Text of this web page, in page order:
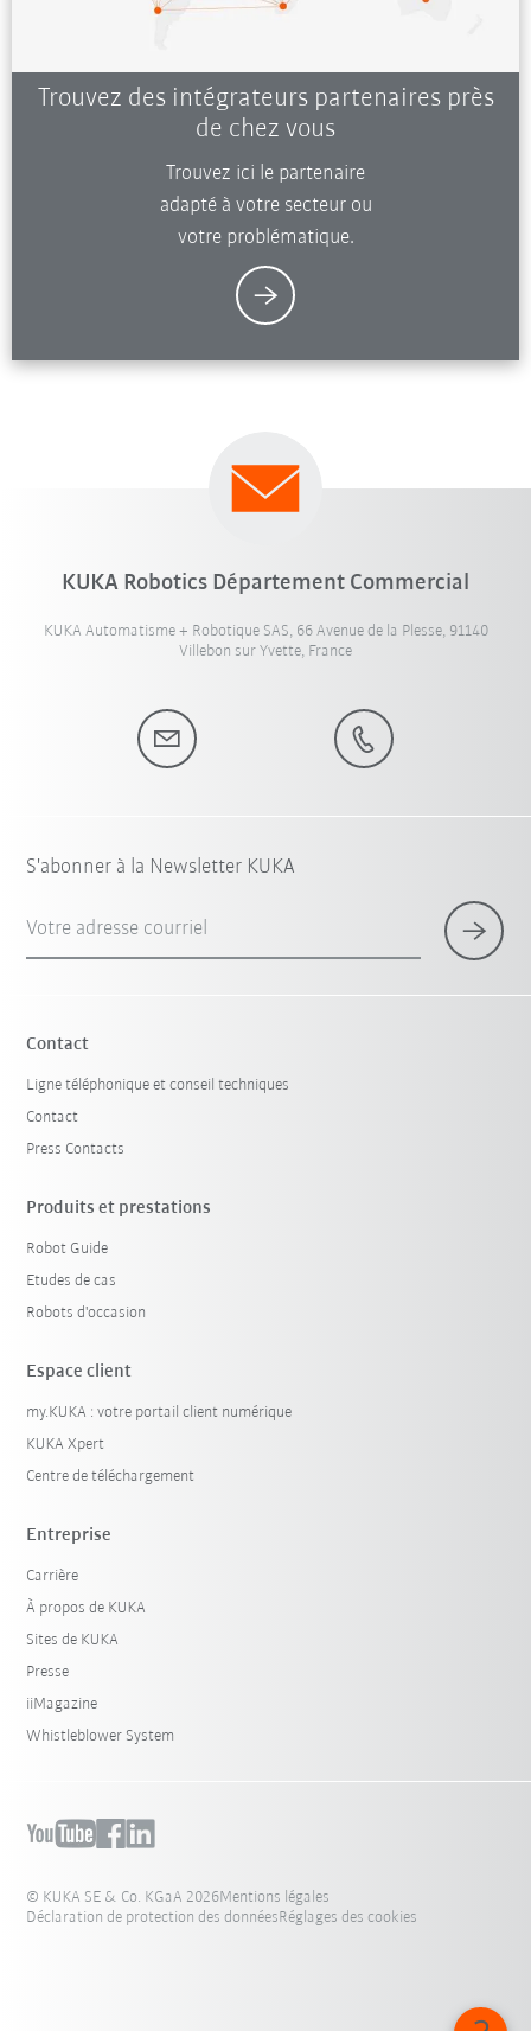
Trouvez des intégrateurs partenaires près
de chez vous
Trouvez ici le partenaire
adapté à votre secteur ou
votre problématique.
KUKA Robotics Département Commercial
KUKA Automatisme + Robotique SAS, 66 Avenue de la Plesse, 91140
Villebon sur Yvette, France
S'abonner à la Newsletter KUKA
Votre adresse courriel
Contact
Ligne téléphonique et conseil techniques
Contact
Press Contacts
Produits et prestations
Robot Guide
Etudes de cas
Robots d'occasion
Espace client
my.KUKA : votre portail client numérique
KUKA Xpert
Centre de téléchargement
Entreprise
Carrière
À propos de KUKA
Sites de KUKA
Presse
iiMagazine
Whistleblower System
© KUKA SE & Co. KGaA 2026Mentions légales
Déclaration de protection des donnéesRéglages des cookies